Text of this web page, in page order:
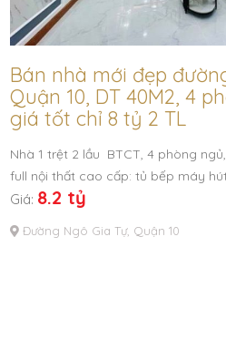
Bán nhà mới đẹp
Quận 10, DT 40M2, 4
giá tốt chỉ 8 tỷ 2 TL
Nhà 1 trệt 2 lầu BTCT, 4 phòng
full nội thất cao cấp: tủ bếp máy
Giá: 8.2 tỷ
Đường Ngô Gia Tự, Quận 10